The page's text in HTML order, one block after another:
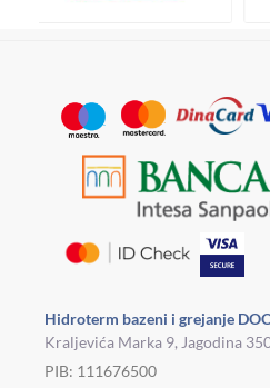
Hidroterm bazeni i grejanje
Kraljevića Marka 9, Jagodina
PIB: 111676500